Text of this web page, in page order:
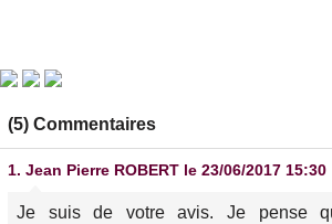
(5) Commentaires
1. Jean Pierre ROBERT le 23/06/2017 15:30
Je suis de votre avis. Je pense